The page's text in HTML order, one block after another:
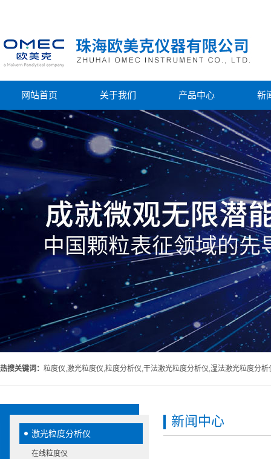
网站首页 关于我们 产品中心 新
热搜关键词： 粒度仪,激光粒度仪,粒度分析仪,干法激光粒度分析仪,湿法激光粒度分析
激光粒度分析仪
在线粒度仪
新闻中心